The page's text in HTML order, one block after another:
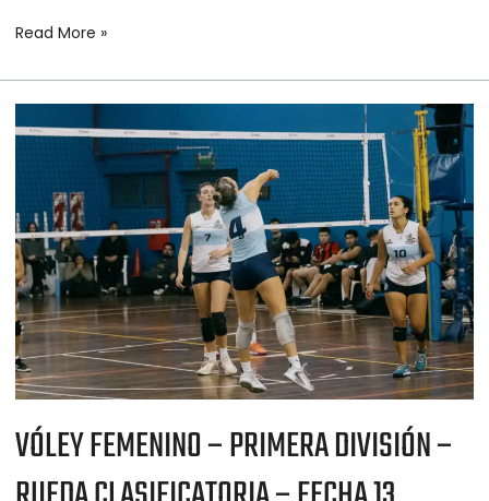
Read More »
VÓLEY FEMENINO – PRIMERA DIVISIÓN –
FEMENINO
DIVISIÓN
–
RUEDA
CLASIFICATORIA
–
FECHA
13